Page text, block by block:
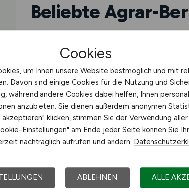
Beliebte Agrar-
Landwirt in Sinsheim
Tierwirt in Sinsheim
Forstwirt in Sinsheim
Betriebsleiter Landwirtschaft in
Herdenmanager in Sinsheim
Cookies
um Ihnen unsere Website bestmöglich und mit
Davon sind einige Cookies für die Nutzung und
während andere Cookies dabei helfen, Ihnen
anzubieten. Sie dienen außerdem anonymen
akzeptieren" klicken, stimmen Sie der Verwendung aller
Einstellungen" am Ende jeder Seite können Sie
nachträglich aufrufen und ändern.
ABLEHNEN ALLE